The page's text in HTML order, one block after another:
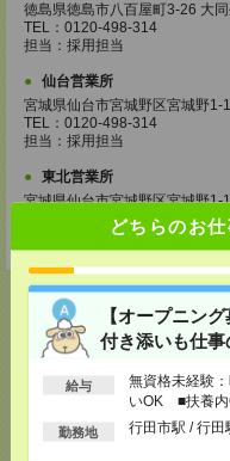
どちらのお
【オープニン
付き添いも仕
給与
無資格未経験
いOK ■扶養内
以上
勤務地 行田市駅 / 行田
徳島県徳島市八百屋町3-26 大
TEL：0120-498-314
担当：採用担当
仙台営業所
宮城県仙台市宮城野区宮城野1-
TEL：0120-498-314
担当：採用担当
東北営業所
宮城県仙台市宮城野区宮城野1-
TEL：0120-498-314
担当：採用担当